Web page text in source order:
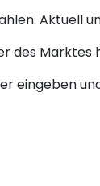
Aktuell
des Marktes
eingeben